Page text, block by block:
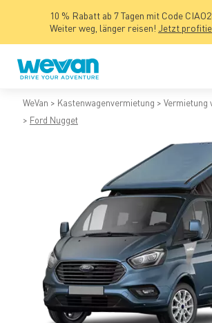
10 % Rabatt ab 7 Tagen mit Code
Weiter weg, länger reisen! Jetzt
WeVan Kastenwagenvermietung
Vermietung
Ford Nugget